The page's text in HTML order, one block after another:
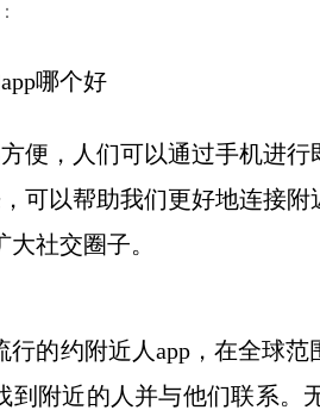
哪个好
便，人们可以通过手机进
可以帮助我们更好地连接
社交圈子。
行的约附近人app，在全球
到附近的人并与他们联系